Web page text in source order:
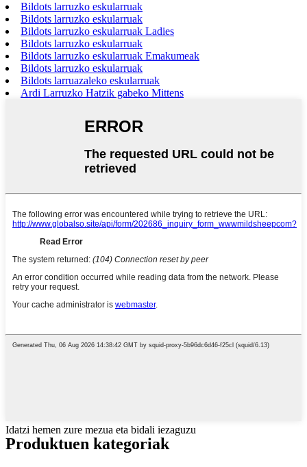
Bildots larruzko eskularruak
Bildots larruzko eskularruak
Bildots larruzko eskularruak Ladies
Bildots larruzko eskularruak
Bildots larruzko eskularruak Emakumeak
Bildots larruzko eskularruak
Bildots larruazaleko eskularruak
Ardi Larruzko Hatzik gabeko Mittens
Idatzi hemen zure mezua eta bidali iezaguzu
Produktuen kategoriak